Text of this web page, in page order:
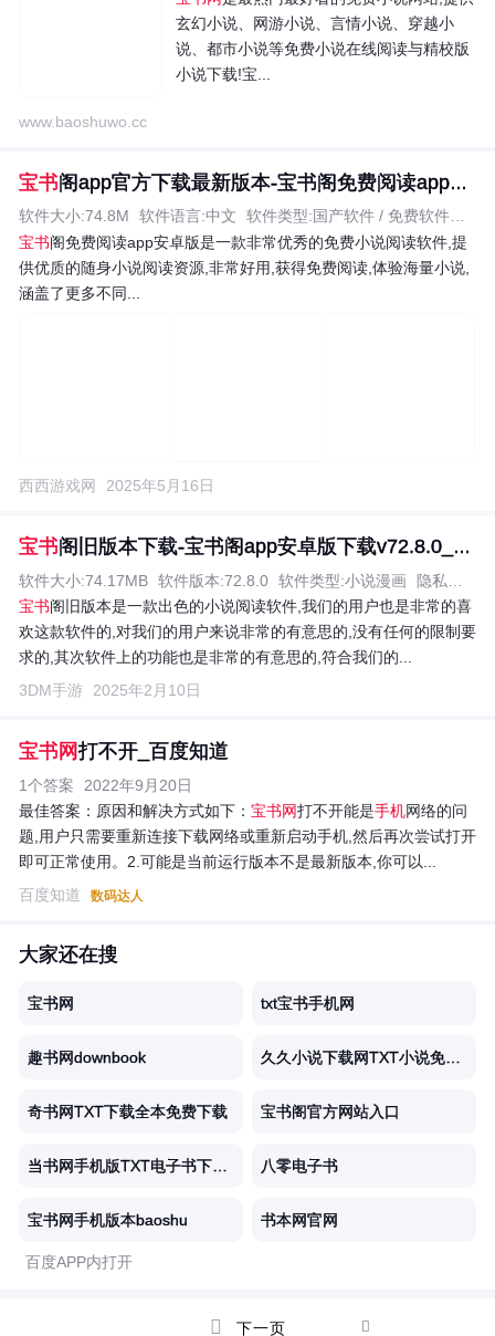
玄幻小说、网游小说、言情小说、穿越小
说、都市小说等免费小说在线阅读与精校版
小说下载!宝...
www.baoshuwo.cc
宝书阁app官方下载最新版本-宝书阁免费阅读app安卓版v...
软件大小:74.8M 软件语言:中文 软件类型:国产软件 / 免费软件
应用
宝书阁免费阅读app安卓版是一款非常优秀的免费小说阅读软件,提
供优质的随身小说阅读资源,非常好用,获得免费阅读,体验海量小说,
涵盖了更多不同...
西西游戏网 2025年5月16日
宝书阁旧版本下载-宝书阁app安卓版下载v72.8.0_3DM手游
软件大小:74.17MB 软件版本:72.8.0 软件类型:小说漫画
隐私说明:查看
宝书阁旧版本是一款出色的小说阅读软件,我们的用户也是非常的喜
欢这款软件的,对我们的用户来说非常的有意思的,没有任何的限制要
求的,其次软件上的功能也是非常的有意思的,符合我们的...
3DM手游
2025年2月10日
宝书网打不开_百度知道
1个答案
2022年9月20日
最佳答案： 原因和解决方式如下： 宝书网打不开能是手机网络的问
题,用户只需要重新连接下载网络或重新启动手机,然后再次尝试打开
即可正常使用。2.可能是当前运行版本不是最新版本,你可以...
百度知道
数码达人
大家还在搜
宝书网 txt宝书手机网
趣书网downbook 久久小说下载网TXT小说免费下载
奇书网TXT下载全本免费下载 宝书阁官方网站入口
当书网手机版TXT电子书下载网站啃书八零电子书
宝书网手机版本baoshu 书本网官网
百度APP内打开
 下一页 